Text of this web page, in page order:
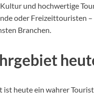
und hochwertige
oder Freizeittouristen
Branchen.
ist heute ein wahrer